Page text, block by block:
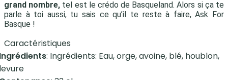
grand nombre, tel est le crédo de Basqueland. Alors si ça te
parle à toi aussi, tu sais ce qu’il te reste à faire, Ask For
Basque !
Caractéristiques
: Ingrédients: Eau, orge, avoine, blé, houblon,